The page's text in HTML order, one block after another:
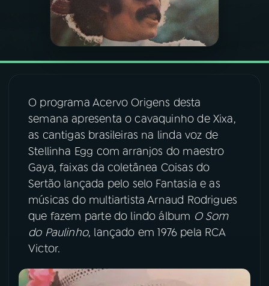
PROGRAMAS
PODCASTS
ÚLTIMAS
08FESTIVAL DE MÚSICA
ACOMPANHE A RÁDIO NACIONAL
YouTube Facebook
O programa Acervo Origens desta
semana apresenta o cavaquinho de Xixa,
as cantigas brasileiras na linda voz de
Stellinha Egg com arranjos do maestro
Gaya, faixas da coletânea Coisas do
Sertão lançada pelo selo Fantasia e as
músicas do multiartista Arnaud Rodrigues
que fazem parte do lindo álbum O Som
do Paulinho, lançado em 1976 pela RCA
Victor.